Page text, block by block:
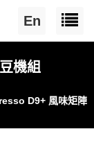
En
機組
D9+ 風味矩陣